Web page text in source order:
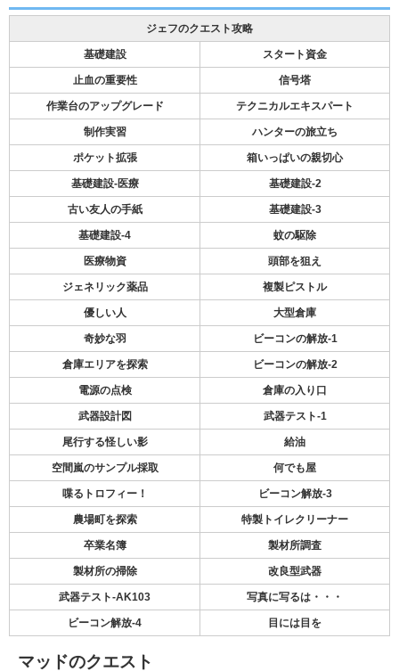
ジェフのクエスト攻略
基礎建設 スタート資金
止血の重要性 信号塔
作業台のアップグレード テクニカルエキスパート
制作実習 ハンターの旅立ち
ポケット拡張 箱いっぱいの親切心
基礎建設-医療 基礎建設-2
古い友人の手紙 基礎建設-3
基礎建設-4 蚊の駆除
医療物資 頭部を狙え
ジェネリック薬品 複製ピストル
優しい人 大型倉庫
奇妙な羽 ビーコンの解放-1
倉庫エリアを探索 ビーコンの解放-2
電源の点検 倉庫の入り口
武器設計図 武器テスト-1
尾行する怪しい影 給油
空間嵐のサンプル採取 何でも屋
喋るトロフィー！ ビーコン解放-3
農場町を探索 特製トイレクリーナー
卒業名簿 製材所調査
製材所の掃除 改良型武器
武器テスト-AK103 写真に写るは・・・
ビーコン解放-4 目には目を
マッドのクエスト